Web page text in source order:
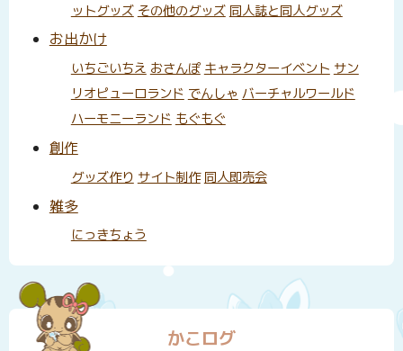
ットグッズ その他のグッズ 同人誌と同人グッズ
お出かけ
いちごいちえ おさんぽ キャラクターイベント サン
リオピューロランド でんしゃ バーチャルワールド
ハーモニーランド もぐもぐ
創作
グッズ作り サイト制作 同人即売会
雑多
にっきちょう
かこログ